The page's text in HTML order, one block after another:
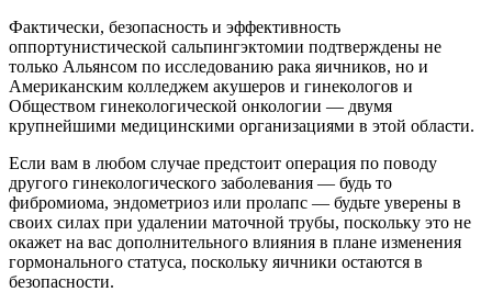
Фактически, безопасность и эффективность
оппортунистической сальпингэктомии подтверждены не
только Альянсом по исследованию рака яичников, но и
Американским колледжем акушеров и гинекологов и
Обществом гинекологической онкологии — двумя
крупнейшими медицинскими организациями в этой области.
Если вам в любом случае предстоит операция по поводу
другого гинекологического заболевания — будь то
фибромиома, эндометриоз или пролапс — будьте уверены в
своих силах при удалении маточной трубы, поскольку это не
окажет на вас дополнительного влияния в плане изменения
гормонального статуса, поскольку яичники остаются в
безопасности.